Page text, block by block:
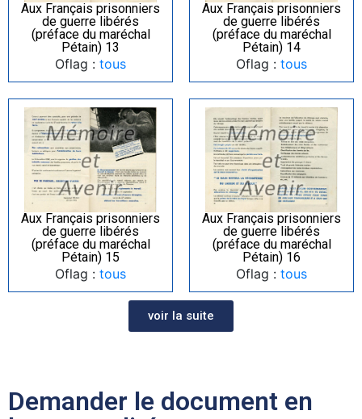
Aux Français prisonniers
de guerre libérés
(préface du maréchal
Pétain) 13
Oflag : tous
Aux Français prisonniers
de guerre libérés
(préface du maréchal
Pétain) 14
Oflag : tous
Aux Français prisonniers
de guerre libérés
(préface du maréchal
Pétain) 15
Oflag : tous
Aux Français prisonniers
de guerre libérés
(préface du maréchal
Pétain) 16
Oflag : tous
voir la suite
Demander le document en